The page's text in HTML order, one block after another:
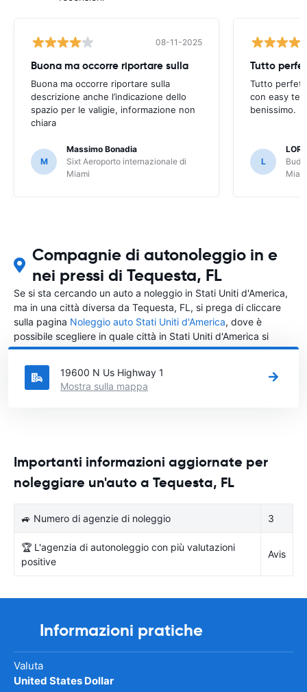
08-11-2025
Buona ma occorre riportare sulla
Buona ma occorre riportare sulla
descrizione anche l’indicazione dello
spazio per le valigie, informazione non
chiara
M
Massimo Bonadia
Sixt Aeroporto internazionale di
Miami
Tutto
con easy
benissimo.
L
Compagnie di autonoleggio in e
nei pressi di Tequesta, FL
Se si sta cercando un auto a noleggio in Stati Uniti d'America,
ma in una città diversa da Tequesta, FL, si prega di cliccare
sulla pagina Noleggio auto Stati Uniti d'America, dove è
possibile scegliere in quale città in Stati Uniti d'America si
vuole noleggiare l'auto.
19600 N Us Highway 1
Mostra sulla mappa
Importanti informazioni aggiornate per
noleggiare un'auto a Tequesta, FL
🚙 Numero di agenzie di noleggio 3
🏆 L'agenzia di autonoleggio con più valutazioni
positive
Avis
Informazioni pratiche
Valuta
United States Dollar